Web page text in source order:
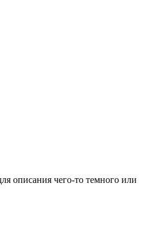
описания чего-то темного или